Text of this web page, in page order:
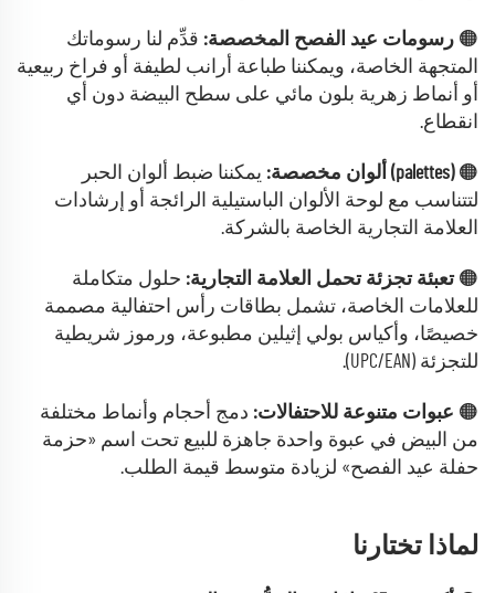
🟠 رسومات عيد الفصح المخصصة: قدِّم لنا رسوماتك
المتجهة الخاصة، ويمكننا طباعة أرانب لطيفة أو فراخ ربيعية
أو أنماط زهرية بلون مائي على سطح البيضة دون أي
انقطاع.
🟠(palettes) ألوان مخصصة:
يمكننا ضبط ألوان الحبر
لتتناسب مع لوحة الألوان الباستيلية الرائجة أو إرشادات
العلامة التجارية الخاصة بالشركة.
🟠تعبئة تجزئة تحمل العلامة التجارية: حلول متكاملة
للعلامات الخاصة، تشمل بطاقات رأس احتفالية مصممة
خصيصًا، وأكياس بولي إثيلين مطبوعة، ورموز شريطية
للتجزئة (UPC/EAN).
🟠 عبوات متنوعة للاحتفالات: دمج أحجام وأنماط مختلفة
من البيض في عبوة واحدة جاهزة للبيع تحت اسم «حزمة
حفلة عيد الفصح» لزيادة متوسط قيمة الطلب.
لماذا تختارنا